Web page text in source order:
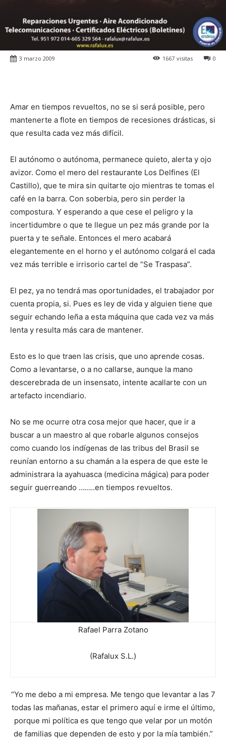
0
1667 visitas
3 marzo 2009
Amar en tiempos revueltos, no se si será posible, pero
mantenerte a flote en tiempos de recesiones drásticas, si
que resulta cada vez más difícil.
El autónomo o autónoma, permanece quieto, alerta y ojo
avizor. Como el mero del restaurante Los Delfines (El
Castillo), que te mira sin quitarte ojo mientras te tomas el
café en la barra. Con soberbia, pero sin perder la
compostura. Y esperando a que cese el peligro y la
incertidumbre o que te llegue un pez más grande por la
puerta y te señale. Entonces el mero acabará
elegantemente en el horno y el autónomo colgará el cada
vez más terrible e irrisorio cartel de “Se Traspasa”.
El pez, ya no tendrá mas oportunidades, el trabajador por
cuenta propia, si. Pues es ley de vida y alguien tiene que
seguir echando leña a esta máquina que cada vez va más
lenta y resulta más cara de mantener.
Esto es lo que traen las crisis, que uno aprende cosas.
Como a levantarse, o a no callarse, aunque la mano
descerebrada de un insensato, intente acallarte con un
artefacto incendiario.
No se me ocurre otra cosa mejor que hacer, que ir a
buscar a un maestro al que robarle algunos consejos
como cuando los indígenas de las tribus del Brasil se
reunían entorno a su chamán a la espera de que este le
administrara la ayahuasca (medicina mágica) para poder
seguir guerreando ……..en tiempos revueltos.
Rafael Parra Zotano
(Rafalux S.L.)
“Yo me debo a mi empresa. Me tengo que levantar a las 7
todas las mañanas, estar el primero aquí e irme el último,
porque mi política es que tengo que velar por un motón
de familias que dependen de esto y por la mía también.”